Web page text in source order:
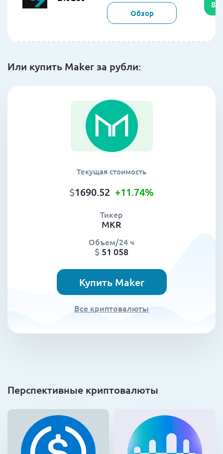
Обзор
85
Или купить Maker за рубли:
Текущая стоимость
$1690.52 +11.74%
Тикер
MKR
Объем/24 ч
$ 51 058
Купить Maker
Все криптовалюты
Перспективные криптовалюты